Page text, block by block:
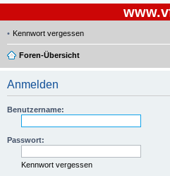
Kennwort vergessen
Foren-Übersicht
Anmelden
Benutzername:
Passwort:
Kennwort vergessen